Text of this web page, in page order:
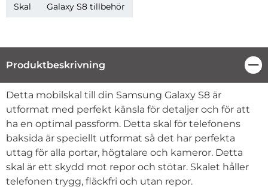
Skal Galaxy S8 tillbehör
Produktbeskrivning
Produktbeskrivning
Detta mobilskal till din Samsung Galaxy S8 är
utformat med perfekt känsla för detaljer och för att
ha en optimal passform. Detta skal för telefonens
baksida är speciellt utformat så det har perfekta
uttag för alla portar, högtalare och kameror. Detta
skal är ett skydd mot repor och stötar. Skalet håller
telefonen trygg, fläckfri och utan repor.